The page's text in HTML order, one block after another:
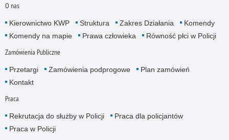
O nas
Kierownictwo KWP Struktura Zakres Działania
Komendy
Komendy na mapie
Prawa człowieka Równość płci w Policji
Zamówienia Publiczne
Przetargi Zamówienia podprogowe
Plan zamówień
Kontakt
Praca
Rekrutacja do służby w Policji
Praca dla policjantów
Praca w Policji